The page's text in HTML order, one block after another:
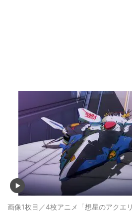
画像1枚目／4枚アニメ「想星のアクエ